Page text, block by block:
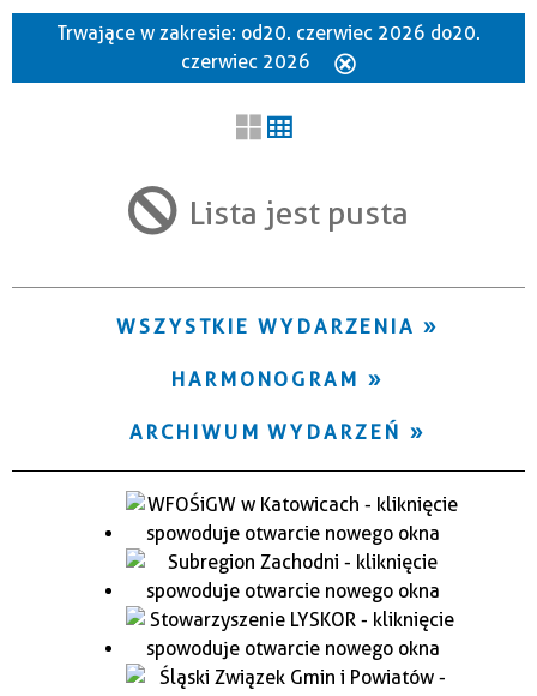
Szukana fraza
Trwające w zakresie
Trwające w zakresie: od 20. czerwiec 2026 do 20.
czerwiec 2026
Lista jest pusta
WSZYSTKIE WYDARZENIA
HARMONOGRAM
ARCHIWUM WYDARZEŃ